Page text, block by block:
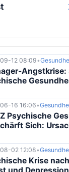
12 08:09•
Angstkrise:
16 16:06•
Psychische
Sich:
02 12:08•
Krise
und